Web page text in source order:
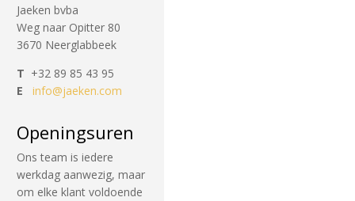
Jaeken bvba
Weg naar Opitter 80
3670 Neerglabbeek
T +32 89 85 43 95
E
info@jaeken.com
Openingsuren
Ons team is iedere
werkdag aanwezig, maar
om elke klant voldoende